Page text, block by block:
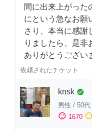
間に出来上がった
にという急なお願
さり、本当に感謝
りましたら、是非
ありがとうござい
依頼されたチケット
knsk check_circle
男性 / 50代
sentiment_satisfied 1670 sentiment_neutral